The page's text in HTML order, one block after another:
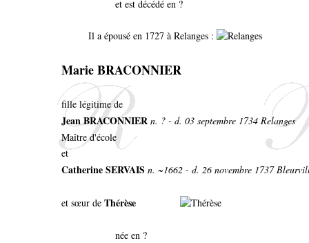
et est décédé en ?
Il a épousé en 1727 à Relanges :
Marie BRACONNIER
fille légitime de
Jean BRACONNIER n. ? - d. 03 septembre 1734 Relanges
Maître d'école
et
Catherine SERVAIS n. ~1662 - d. 26 novembre 1737
et sœur de Thérèse
née en ?